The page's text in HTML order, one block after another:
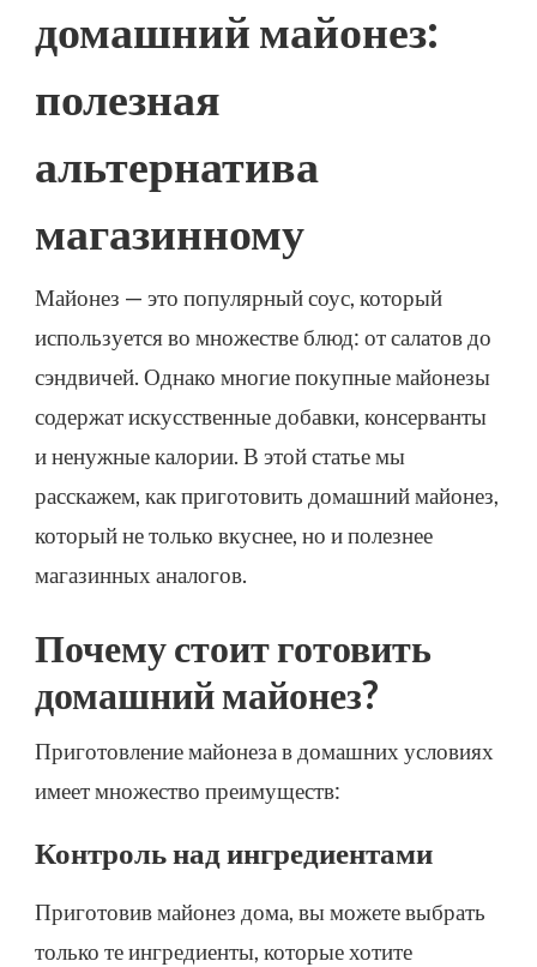
АЛЬТЕРНАТИВА
домашний майонез:
полезная
альтернатива
магазинному
Майонез — это популярный соус, который
используется во множестве блюд: от салатов до
сэндвичей. Однако многие покупные майонезы
содержат искусственные добавки, консерванты
и ненужные калории. В этой статье мы
расскажем, как приготовить домашний майонез,
который не только вкуснее, но и полезнее
магазинных аналогов.
Почему стоит готовить
домашний майонез?
Приготовление майонеза в домашних условиях
имеет множество преимуществ:
Контроль над ингредиентами
Приготовив майонез дома, вы можете выбрать
только те ингредиенты, которые хотите